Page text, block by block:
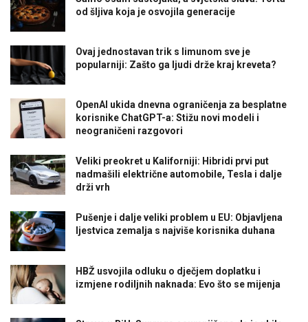
od šljiva koja je osvojila generacije
Ovaj jednostavan trik s limunom sve je
popularniji: Zašto ga ljudi drže kraj kreveta?
OpenAI ukida dnevna ograničenja za besplatne
korisnike ChatGPT-a: Stižu novi modeli i
neograničeni razgovori
Veliki preokret u Kaliforniji: Hibridi prvi put
nadmašili električne automobile, Tesla i dalje
drži vrh
Pušenje i dalje veliki problem u EU: Objavljena
ljestvica zemalja s najviše korisnika duhana
HBŽ usvojila odluku o dječjem doplatku i
izmjene rodiljnih naknada: Evo što se mijenja